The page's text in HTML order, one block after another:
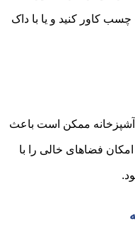
چسب کاور کنید و یا با داک
ممکن است باعث
فضاهای خالی را با